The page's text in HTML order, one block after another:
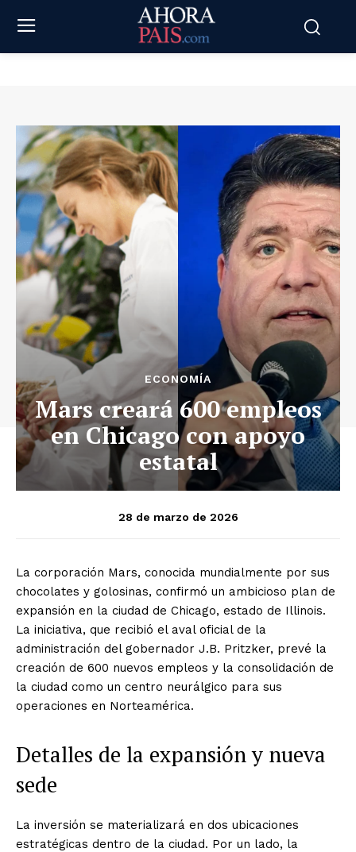
ECONOMÍA
Mars creará 600 empleos
en Chicago con apoyo
estatal
28 de marzo de 2026
La corporación Mars, conocida mundialmente por sus
chocolates y golosinas, confirmó un ambicioso plan de
expansión en la ciudad de Chicago, estado de Illinois.
La iniciativa, que recibió el aval oficial de la
administración del gobernador J.B. Pritzker, prevé la
creación de 600 nuevos empleos y la consolidación de
la ciudad como un centro neurálgico para sus
operaciones en Norteamérica.
Detalles de la expansión y nueva
sede
La inversión se materializará en dos ubicaciones
estratégicas dentro de la ciudad. Por un lado, la